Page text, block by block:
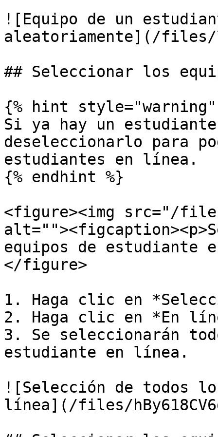
![Equipo de un
aleatoriamente](/files/
## Seleccionar los
{% hint style="warning"
Si ya hay un
deseleccionarlo para
estudiantes en línea.
{% endhint %}
<figure><img src="/
equipos de estudiante
</figure>
1. Haga clic en
2. Haga clic en *En
3. Se seleccionarán
estudiante en línea.
![Selección de todos
línea](/files/